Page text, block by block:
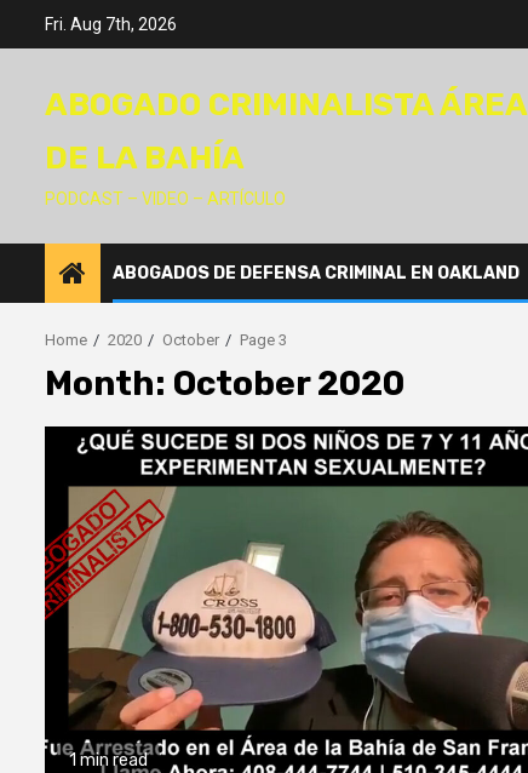
Fri. Aug 7th, 2026
ABOGADO CRIMINALISTA ÁREA
DE LA BAHÍA
PODCAST – VIDEO – ARTÍCULO
ABOGADOS DE DEFENSA CRIMINAL EN OAKLAND
Home 2020 October Page 3
Month: October 2020
1 min read